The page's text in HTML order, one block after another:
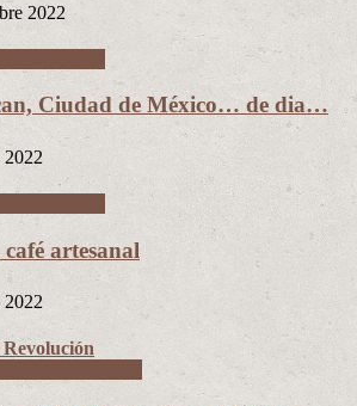
2022
Ciudad de México… de dia…
2022
artesanal
2022